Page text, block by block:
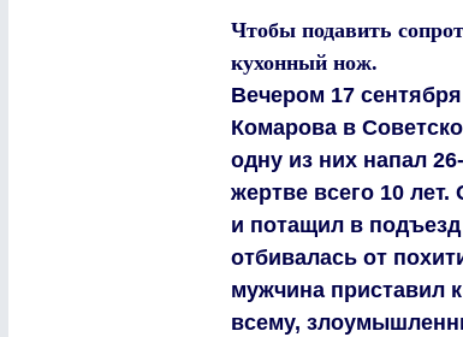
Чтобы подавить
кухонный нож.
Вечером 17
Комарова в
одну из них напал
жертве всего 10 лет.
и потащил в
отбивалась от
мужчина приставил
всему,